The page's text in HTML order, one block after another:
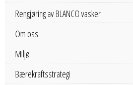
Rengjøring av BLANCO vasker
Om oss
Miljø
Bærekraftsstrategi